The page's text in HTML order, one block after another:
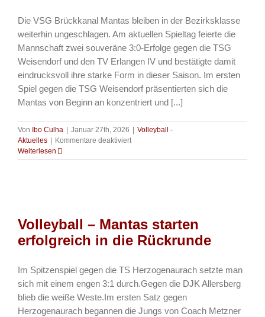
Die VSG Brückkanal Mantas bleiben in der Bezirksklasse
weiterhin ungeschlagen. Am aktuellen Spieltag feierte die
Mannschaft zwei souveräne 3:0-Erfolge gegen die TSG
Weisendorf und den TV Erlangen IV und bestätigte damit
eindrucksvoll ihre starke Form in dieser Saison. Im ersten
Spiel gegen die TSG Weisendorf präsentierten sich die
Mantas von Beginn an konzentriert und [...]
Von Ibo Culha Januar 27th, 2026
Volleyball -
Aktuelles
Kommentare deaktiviertfür
–
fort
Weiterlesen
Volleyball – Mantas starten
erfolgreich in die Rückrunde
Im Spitzenspiel gegen die TS Herzogenaurach setzte man
sich mit einem engen 3:1 durch.Gegen die DJK Allersberg
blieb die weiße Weste.Im ersten Satz gegen
Herzogenaurach begannen die Jungs von Coach Metzner